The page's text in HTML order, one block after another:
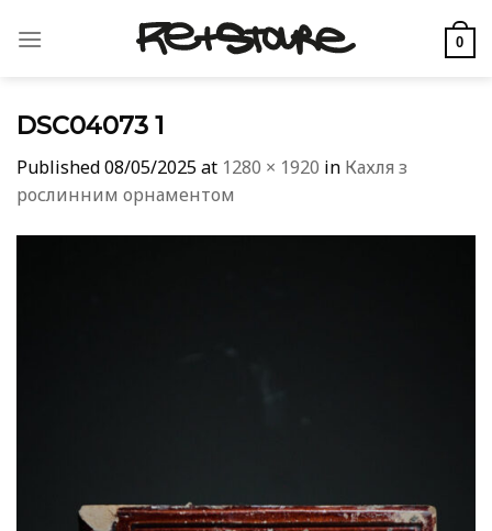
0
DSC04073 1
Published08/05/2025at 1280 × 1920 in Кахля з
рослинним орнаментом